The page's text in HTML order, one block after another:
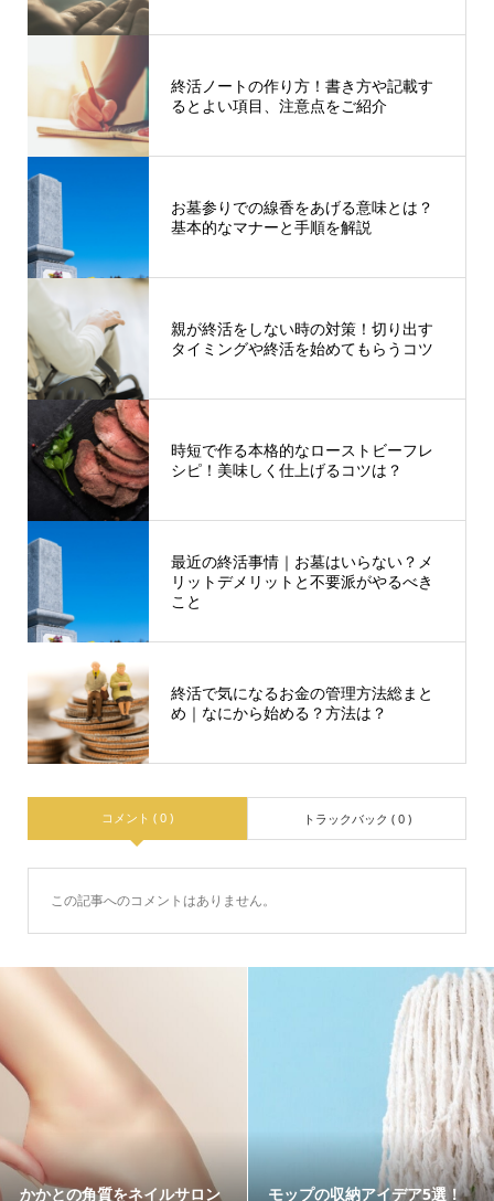
終活ノートの作り方！書き方や記載す
るとよい項目、注意点をご紹介
お墓参りでの線香をあげる意味とは？
基本的なマナーと手順を解説
親が終活をしない時の対策！切り出す
タイミングや終活を始めてもらうコツ
時短で作る本格的なローストビーフレ
シピ！美味しく仕上げるコツは？
最近の終活事情｜お墓はいらない？メ
リットデメリットと不要派がやるべき
こと
終活で気になるお金の管理方法総まと
め｜なにから始める？方法は？
コメント ( 0 ) トラックバック ( 0 )
この記事へのコメントはありません。
娘の結婚式で黒留袖を着る場 老犬（シニア犬）は下痢にな